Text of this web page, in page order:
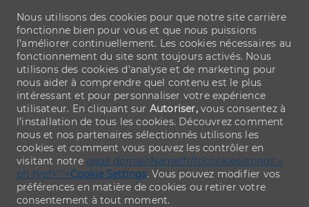
Nous utilisons des cookies pour que notre site carrière
fonctionne bien pour vous et que nous puissions
l’améliorer continuellement. Les cookies nécessaires au
fonctionnement du site sont toujours activés. Nous
utilisons des cookies d’analyse et de marketing pour
nous aider à comprendre quel contenu est le plus
intéressant et pour personnaliser votre expérience
utilisateur. En cliquant sur Autoriser,vous consentez à
l’installation de tous les cookies. Découvrez comment
nous et nos partenaires sélectionnés utilisons les
cookies et comment vous pouvez les contrôler en
visitant notre page domainName/fr/fr/cookiesettings »
ph-href="">Cookie Settings. Vous pouvez modifier vos
préférences en matière de cookies ou retirer votre
consentement à tout moment.